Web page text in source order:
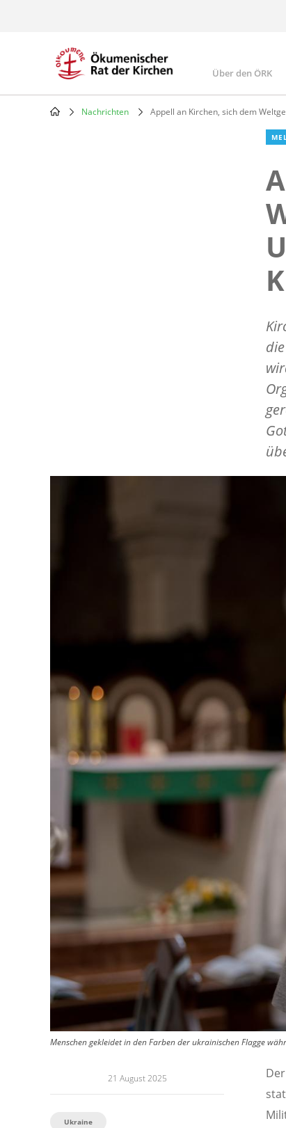
Main
Über den ÖRK
Nachrichten Appell an Kirchen, sich dem
Menschen gekleidet in den Farben der ukrainischen Flagge
21 August 2025
Ukraine